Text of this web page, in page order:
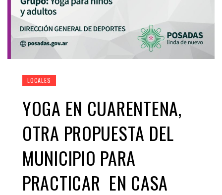
LOCALES
YOGA EN CUARENTENA,
OTRA PROPUESTA DEL
MUNICIPIO PARA
PRACTICAR EN CASA